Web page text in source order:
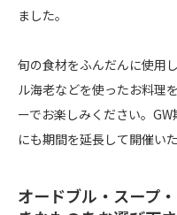
ました。
旬の食材をふんだんに使用
ル海老などを使ったお料理
ーでお楽しみください。
にも期間を延長して開催い
オードブル・スープ